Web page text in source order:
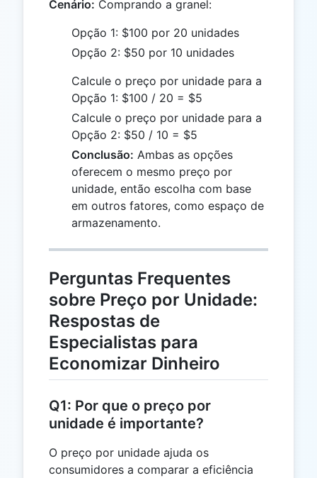
Cenário: Comprando a granel:
Opção 1: $100 por 20 unidades
Opção 2: $50 por 10 unidades
Calcule o preço por unidade para a
Opção 1: $100 / 20 = $5
Calcule o preço por unidade para a
Opção 2: $50 / 10 = $5
Conclusão: Ambas as opções
oferecem o mesmo preço por
unidade, então escolha com base
em outros fatores, como espaço de
armazenamento.
Perguntas Frequentes
sobre Preço por Unidade:
Respostas de
Especialistas para
Economizar Dinheiro
Q1: Por que o preço por
unidade é importante?
O preço por unidade ajuda os
consumidores a comparar a eficiência